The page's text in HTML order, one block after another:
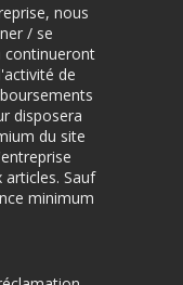
nous
/ se
continueront
de
disposera
du site
Sauf
minimum